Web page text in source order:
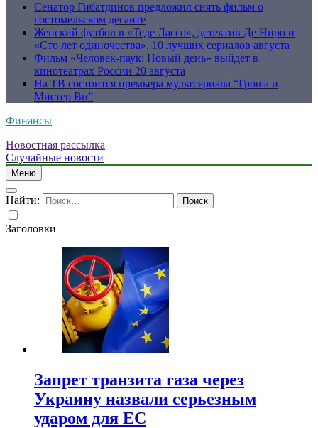
Сенатор Гибатдинов предложил снять фильм о
гостомельском десанте
Женский футбол в «Теде Лассо», детектив Де Ниро и
«Сто лет одиночества». 10 лучших сериалов августа
Фильм «Человек-паук: Новый день» выйдет в
кинотеатрах России 20 августа
На ТВ состоится премьера мультсериала “Гроша и
Мистер Ви”
Финансы
Новостная рассылка
Случайные новости
Меню
Найти:
Заголовки
Запрет транзита газа через
Украину назвали серьезным
ударом для ЕС